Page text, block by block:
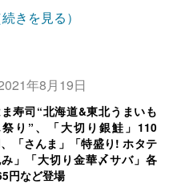
続きを見る）
年8月19日
寿司“北海道&東北うまいも
祭り”、「大切り銀鮭」110
「さんま」「特盛り! ホタテ
」「大切り金華〆サバ」各
円など登場